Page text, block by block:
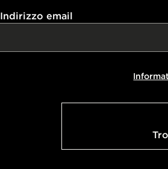
Indirizzo email